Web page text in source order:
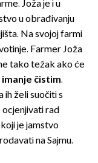
Joža je i u
u obrađivanju
Na svojoj farmi
Farmer Joža
tako težak ako će
čistim.
ih želi suočiti s
rad
je jamstvo
na Sajmu.